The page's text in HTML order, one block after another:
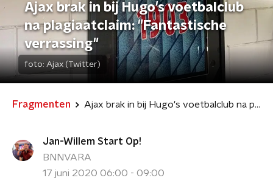
Ajax brak in bij Hugo's voetbalclub
na plagiaatclaim: "Fantastische
verrassing"
foto: Ajax (Twitter)
Fragmenten Ajax brak in bij Hugo's voetbalclub na plagiaatclaim: "Fantastische verrassing"
Jan-Willem Start Op!
BNNVARA
17 juni 2020 06:00 - 09:00